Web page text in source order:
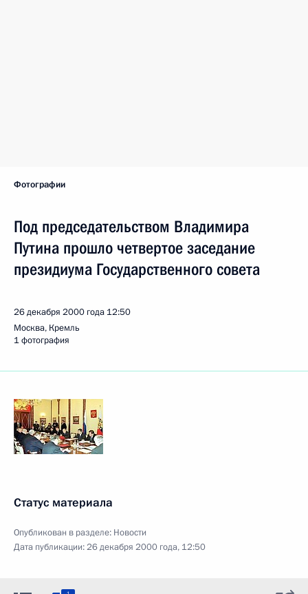
Фотографии
Под председательством Владимира
Путина прошло четвертое заседание
президиума Государственного совета
26 декабря 2000 года 12:50
Москва, Кремль
1 фотография
Статус материала
Опубликован в разделе: Новости
Дата публикации:26 декабря 2000 года, 12:50